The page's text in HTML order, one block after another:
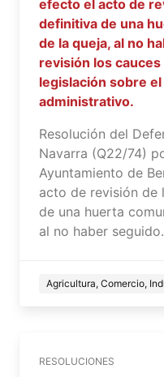
efecto el acto de
definitiva de una
de la queja, al no
revisión los
legislación sobre
administrativo.
Resolución del
Navarra (Q22/74)
Ayuntamiento de
acto de revisión de
de una huerta
al no haber
Agricultura, Comercio,
RESOLUCIONES